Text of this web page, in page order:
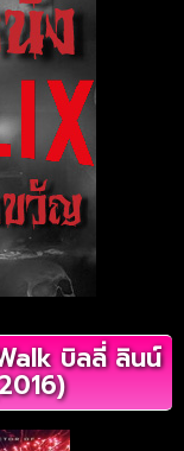
บิลลี่ ลินน์